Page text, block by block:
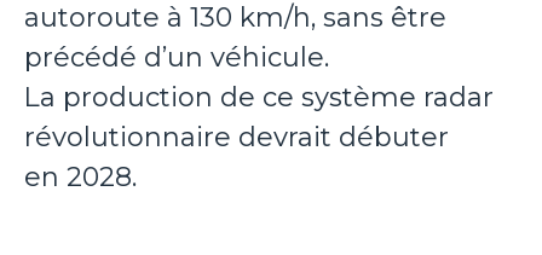
autoroute à 130 km/h, sans être
précédé d’un véhicule.
La production de ce système radar
révolutionnaire devrait débuter
en 2028.